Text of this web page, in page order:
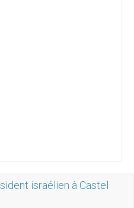
israélien à Castel